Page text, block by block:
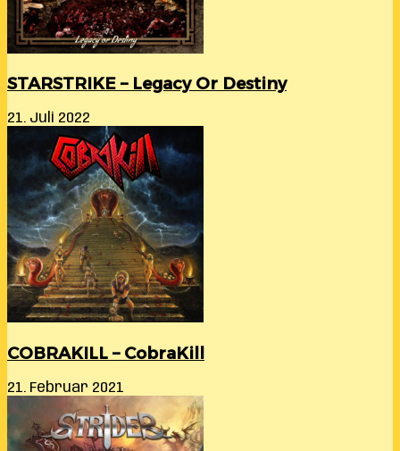
STARSTRIKE – Legacy Or Destiny
21. Juli 2022
COBRAKILL – CobraKill
21. Februar 2021